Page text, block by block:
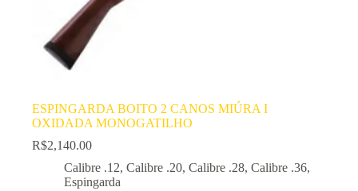
ESPINGARDA BOITO 2 CANOS MIÚRA I
OXIDADA MONOGATILHO
R$2,140.00
Calibre .12, Calibre .20, Calibre .28, Calibre .36,
Espingarda